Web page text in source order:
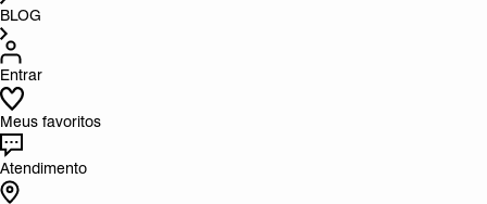
BLOG
Entrar
Meus favoritos
Atendimento